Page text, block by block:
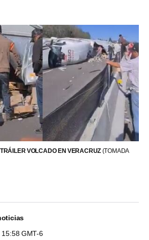
VOLCADO EN VERACRUZ (TOMADA
GMT-6